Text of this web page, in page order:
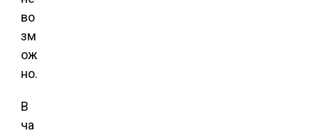
во
зм
ож
но.
В
ча